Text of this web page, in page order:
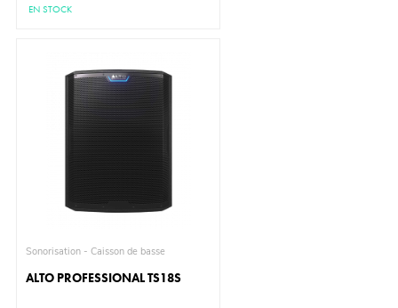
EN STOCK
Sonorisation - Caisson de basse
ALTO PROFESSIONAL TS18S